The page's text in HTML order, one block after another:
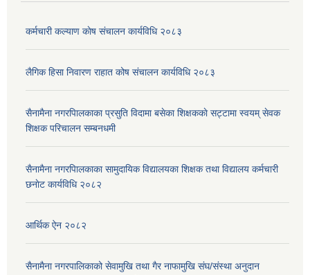
कर्मचारी कल्याण काेष संचालन कार्यविधि २०८३
लैगिक हिसा निवारण राहात कोष संचालन कार्यविधि २०८३
सैनामैना नगरपािलकाका प्रसुति विदामा बसेका शिक्षककाे सट्टामा स्वयम् सेवक
शिक्षक परिचालन सम्बनधमी
सैनामैना नगरपािलकाका सामुदायिक विद्यालयका शिक्षक तथा विद्यालय कर्मचारी
छनाेट कार्यविधि २०८२
आर्थिक ऐन २०८२
सैनामैना नगरपालिकाको सेवामुखि तथा गैर नाफामुखि संघ/संस्था अनुदान